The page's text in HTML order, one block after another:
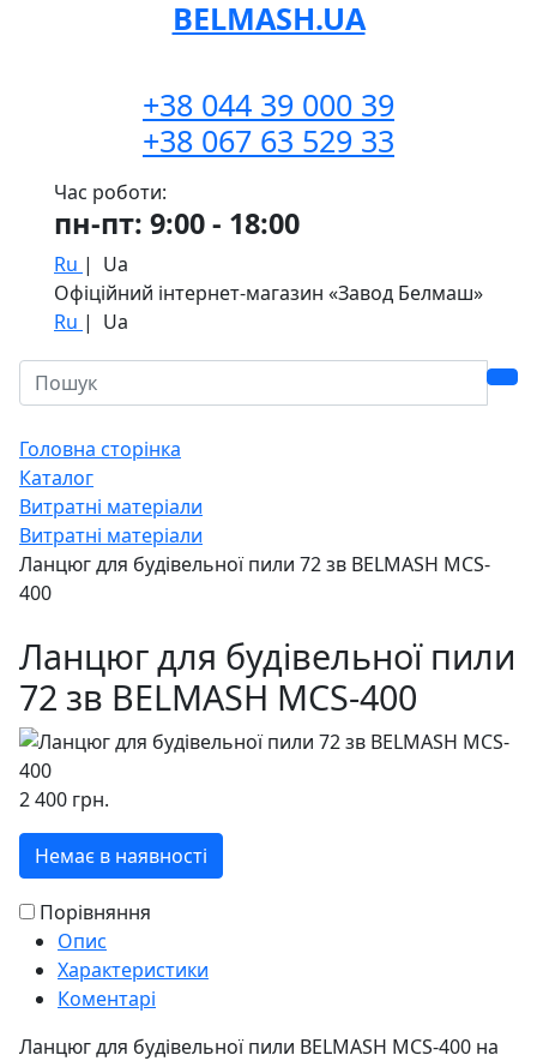
BELMASH.UA
+38 044 39 000 39
+38 067 63 529 33
Час роботи:
пн-пт: 9:00 - 18:00
Ru | Ua
Офіційний інтернет-магазин «Завод Белмаш»
Ru | Ua
Головна сторінка
Каталог
Витратні матеріали
Витратні матеріали
Ланцюг для будівельної пили 72 зв BELMASH MCS-
400
Ланцюг для будівельної пили
72 зв BELMASH MCS-400
2 400 грн.
Немає в наявності
Порівняння
Опис
Характеристики
Коментарі
Ланцюг для будівельної пили BELMASH MCS-400 на